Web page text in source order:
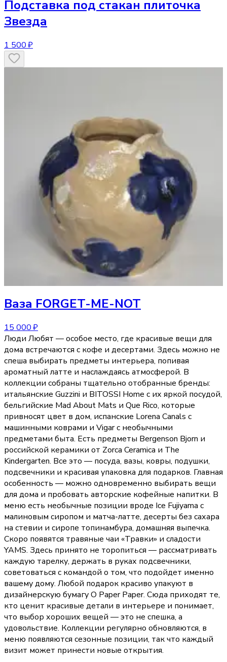
Подставка под стакан плиточка
Звезда
1 500 ₽
Ваза FORGET-ME-NOT
15 000 ₽
Люди Любят — особое место, где красивые вещи для
дома встречаются с кофе и десертами. Здесь можно не
спеша выбирать предметы интерьера, попивая
ароматный латте и наслаждаясь атмосферой. В
коллекции собраны тщательно отобранные бренды:
итальянские Guzzini и BITOSSI Home с их яркой посудой,
бельгийские Mad About Mats и Que Rico, которые
привносят цвет в дом, испанские Lorena Canals с
машинными коврами и Vigar с необычными
предметами быта. Есть предметы Bergenson Bjorn и
российской керамики от Zorca Ceramica и The
Kindergarten. Все это — посуда, вазы, ковры, подушки,
подсвечники и красивая упаковка для подарков. Главная
особенность — можно одновременно выбирать вещи
для дома и пробовать авторские кофейные напитки. В
меню есть необычные позиции вроде Ice Fujiyama с
малиновым сиропом и матча-латте, десерты без сахара
на стевии и сиропе топинамбура, домашняя выпечка.
Скоро появятся травяные чаи «Травки» и сладости
YAMS. Здесь принято не торопиться — рассматривать
каждую тарелку, держать в руках подсвечники,
советоваться с командой о том, что подойдет именно
вашему дому. Любой подарок красиво упакуют в
дизайнерскую бумагу O Paper Paper. Сюда приходят те,
кто ценит красивые детали в интерьере и понимает,
что выбор хороших вещей — это не спешка, а
удовольствие. Коллекции регулярно обновляются, в
меню появляются сезонные позиции, так что каждый
визит может принести новые открытия.